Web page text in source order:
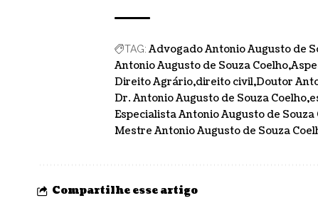
TAG: Advogado Antonio Augusto de
Antonio Augusto de Souza Coelho
Direito Agrário direito civil Doutor
Dr. Antonio Augusto de Souza Coelho
Especialista Antonio Augusto de Souza
Mestre Antonio Augusto de Souza
Compartilhe esse artigo